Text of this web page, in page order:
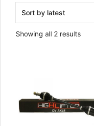
Showing all 2 results